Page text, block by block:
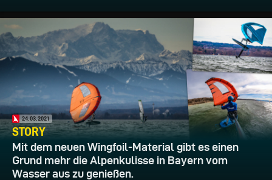
24.03.2021
STORY
Mit dem neuen Wingfoil-Material gibt es einen
Grund mehr die Alpenkulisse in Bayern vom
Wasser aus zu genießen.